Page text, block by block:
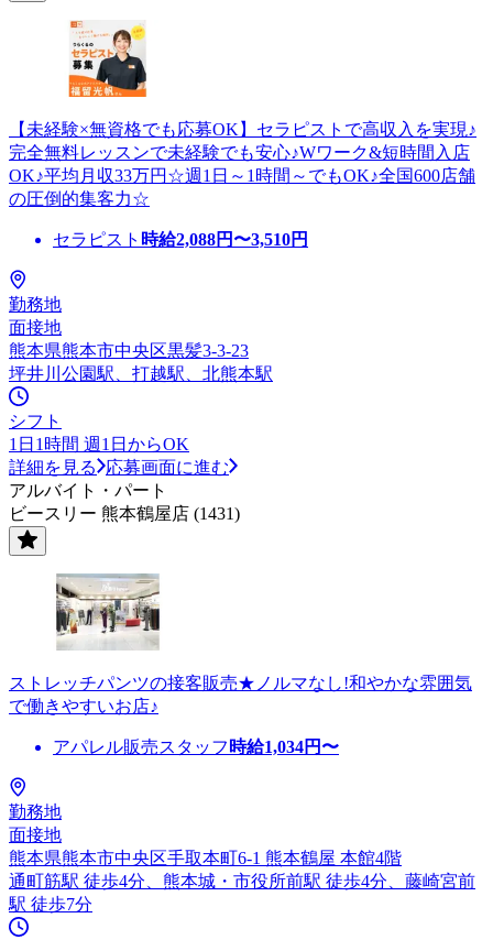
【未経験×無資格でも応募OK】セラピストで高収入を実現♪
完全無料レッスンで未経験でも安心♪Wワーク&短時間入店
OK♪平均月収33万円☆週1日～1時間～でもOK♪全国600店舗
の圧倒的集客力☆
セラピスト 時給2,088円〜3,510円
勤務地
面接地
熊本県熊本市中央区黒髪3-3-23
坪井川公園駅、打越駅、北熊本駅
シフト
1日1時間 週1日からOK
詳細を見る
応募画面に進む
アルバイト・パート
ビースリー 熊本鶴屋店 (1431)
ストレッチパンツの接客販売★ノルマなし!和やかな雰囲気
で働きやすいお店♪
アパレル販売スタッフ 時給1,034円〜
勤務地
面接地
熊本県熊本市中央区手取本町6-1 熊本鶴屋 本館4階
通町筋駅 徒歩4分、熊本城・市役所前駅 徒歩4分、藤崎宮前
駅 徒歩7分